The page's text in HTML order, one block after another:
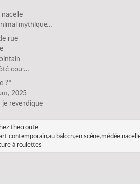
nacelle
mythique…
rue
cour…
?*
, 2025
je revendique
thecroute
art contemporain,au balcon,en scène,médée,
à roulettes